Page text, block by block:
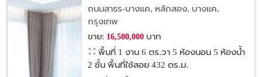
โครงการสิวารมณ์ไฮด์
ถนนสาธร-บางแค, หลักสอง, บางแค,
กรุงเทพ
ขาย: 16,500,000บาท
พื้นที่ 1 งาน 6 ตร.วา 5 ห้องนอน 5 ห้องน้ำ
2 ชั้น พื้นที่ใช้สอย 432 ตร.ม.